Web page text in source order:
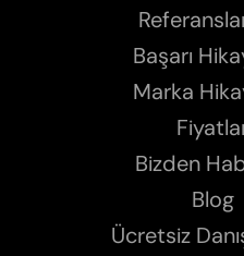
Başarı
Marka
Bizden
Blog
Ücretsiz